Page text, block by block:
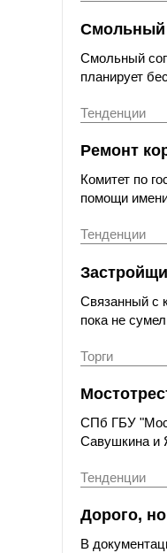
Смольный
Смольный
планирует
Тенденции
Ремонт
Комитет по
помощи
Тенденции
Связанный с
пока не
Торги
СПб ГБУ
Савушкина и
Тенденции
Дорого,
В